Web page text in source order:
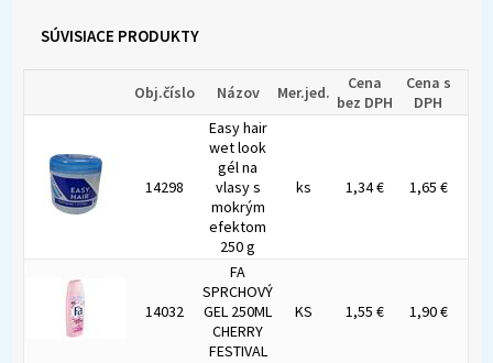
SÚVISIACE PRODUKTY
Obj.číslo Názov Mer.jed.
Cena
bez DPH
Cena s
DPH
14298
Easy hair
wet look
gél na
vlasy s
mokrým
efektom
250 g
ks 1,34 € 1,65 €
14032
FA
SPRCHOVÝ
GEL 250ML
CHERRY
FESTIVAL
KS 1,55 € 1,90 €